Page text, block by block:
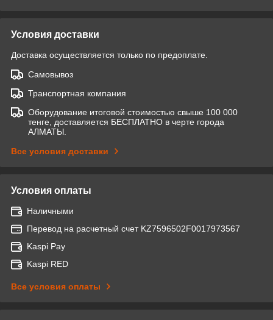
Условия доставки
Доставка осуществляется только по предоплате.
Самовывоз
Транспортная компания
Оборудование итоговой стоимостью свыше 100 000
тенге, доставляется БЕСПЛАТНО в черте города
АЛМАТЫ.
Все условия доставки
Условия оплаты
Наличными
Перевод на расчетный счет KZ7596502F0017973567
Kaspi Pay
Kaspi RED
Все условия оплаты